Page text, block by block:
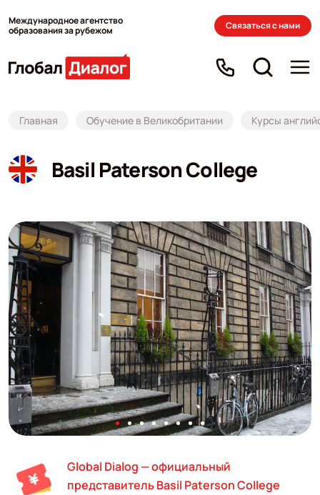
Международное агентство
образования за рубежом
Связаться с нами
Главная Обучение в Великобритании Курсы
Basil Paterson College
Global Dialog — официальный
представитель Basil Paterson College